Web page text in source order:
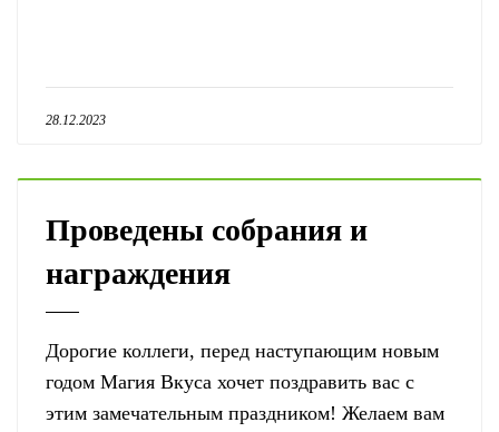
28.12.2023
Проведены собрания и
награждения
Дорогие коллеги, перед наступающим новым
годом Магия Вкуса хочет поздравить вас с
этим замечательным праздником! Желаем вам